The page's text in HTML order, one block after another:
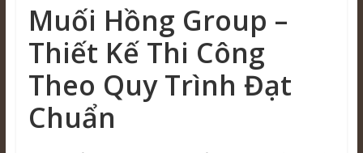
Muối Hồng Group –
Thiết Kế Thi Công
Theo Quy Trình Đạt
Chuẩn